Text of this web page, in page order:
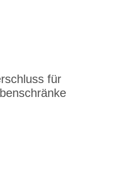
für